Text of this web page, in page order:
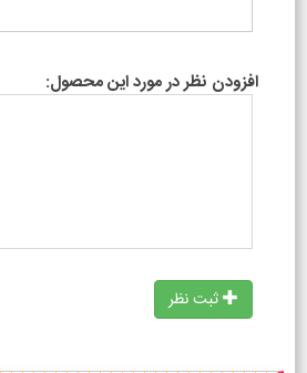
افزودن نظر در مورد این محصول:
ثبت نظر